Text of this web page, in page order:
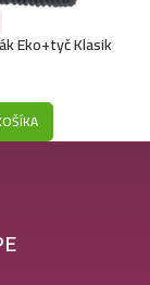
Eko+tyč Klasik